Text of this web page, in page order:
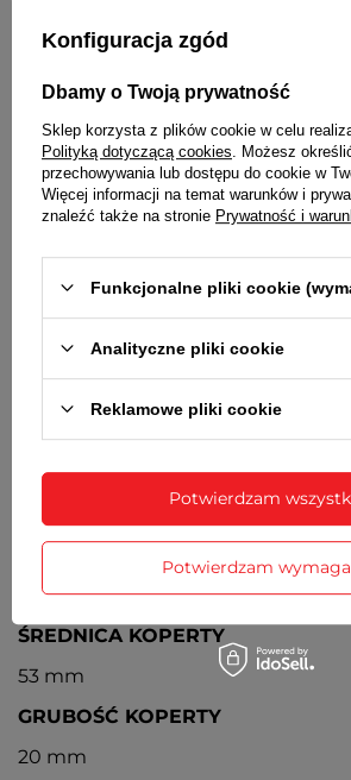
lata przestępne
ALARM
5 niezależnych alarmów
STOPER
Stoper z dokładnością do 1/100
Sygnał tempa (pomaga w
tempa podczas ćwiczeń). 10
Odliczanie czasu wstecz
Orientacyjny czas działania zegarka
konieczności wymiany baterii - 3
MECHANIZM
Kwarcowy
ŚREDNICA KOPERTY
53 mm
GRUBOŚĆ KOPERTY
20 mm
Konfiguracja zgód
Dbamy o Twoją prywatność
Sklep korzysta z plików cookie w celu
Polityką dotyczącą cookies . Możesz
przechowywania lub dostępu do cookie w
Więcej informacji na temat warunków i
znaleźć także na stronie Prywatność i
Funkcjonalne pliki cookie
Analityczne pliki cookie
Reklamowe pliki cookie
Potwierdzam
Potwierdzam